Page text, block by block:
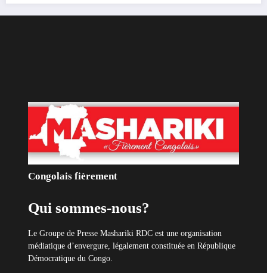
Congolais fièrement
Qui sommes-nous?
Le Groupe de Presse Mashariki RDC est une organisation
médiatique d’envergure, légalement constituée en République
Démocratique du Congo.